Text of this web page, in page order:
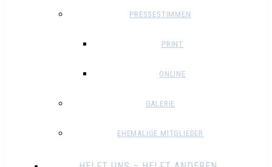
PRESSESTIMMEN
PRINT
ONLINE
GALERIE
EHEMALIGE MITGLIEDER